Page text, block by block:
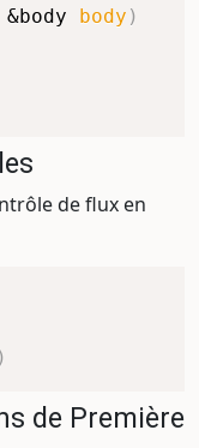
&body body )
de flux en
)
de Première